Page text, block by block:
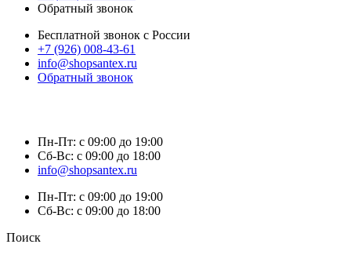
Обратный звонок
Бесплатной звонок с России
+7 (926) 008-43-61
info@shopsantex.ru
Обратный звонок
Пн-Пт: с 09:00 до 19:00
Сб-Вс: с 09:00 до 18:00
info@shopsantex.ru
Пн-Пт: с 09:00 до 19:00
Сб-Вс: с 09:00 до 18:00
Поиск